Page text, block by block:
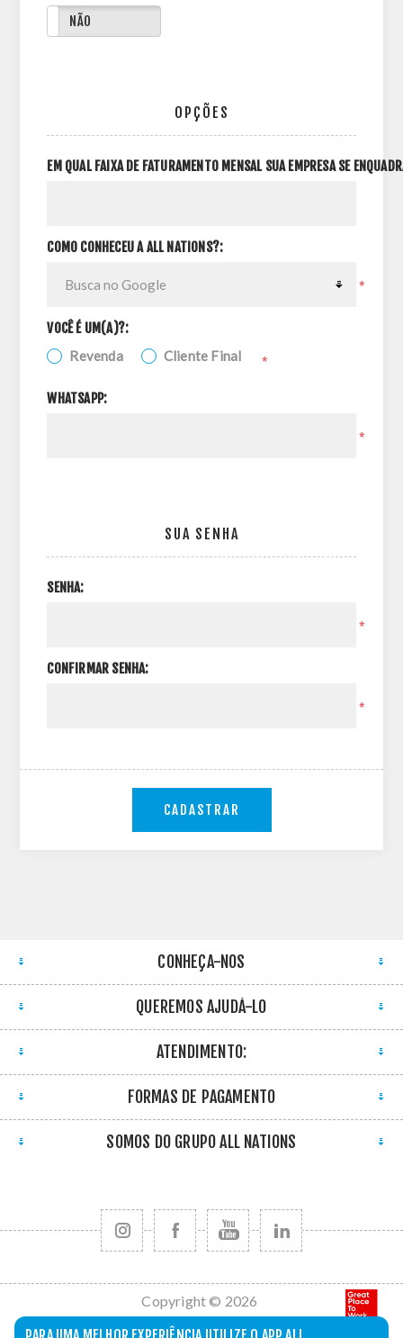
NÃO
OPÇÕES
EM QUAL FAIXA DE FATURAMENTO MENSAL SUA EMPRESA SE
COMO CONHECEU A ALL NATIONS?:
*
VOCÊ É UM(A)?:
Revenda Cliente Final *
WHATSAPP:
*
SUA SENHA
SENHA:
*
CONFIRMAR SENHA:
*
CADASTRAR
CONHEÇA-NOS
QUEREMOS AJUDÁ-LO
ATENDIMENTO:
FORMAS DE PAGAMENTO
SOMOS DO GRUPO ALL NATIONS
Copyright © 2026
All Nations. Todos